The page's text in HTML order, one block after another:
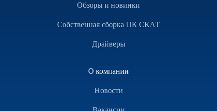
Обзоры и новинки
Собственная сборка ПК СКАТ
Драйверы
О компании
Новости